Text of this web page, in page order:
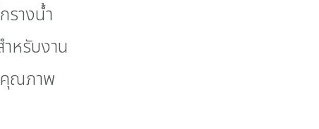
รางน้ำ
หรับงาน
คุณภาพ